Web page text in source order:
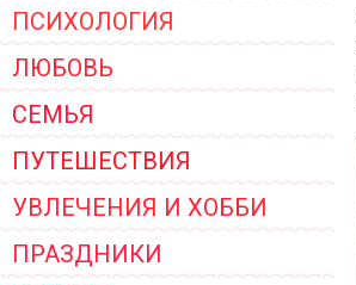
ПСИХОЛОГИЯ
ЛЮБОВЬ
СЕМЬЯ
ПУТЕШЕСТВИЯ
УВЛЕЧЕНИЯ И ХОББИ
ПРАЗДНИКИ